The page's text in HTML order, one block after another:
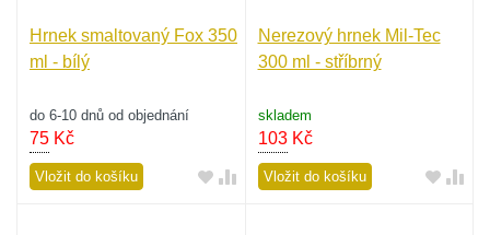
Hrnek smaltovaný Fox 350
ml - bílý
do 6-10 dnů od objednání
75 Kč
Vložit do košíku
Nerezový hrnek Mil-Tec
300 ml - stříbrný
skladem
103Kč
Vložit do košíku